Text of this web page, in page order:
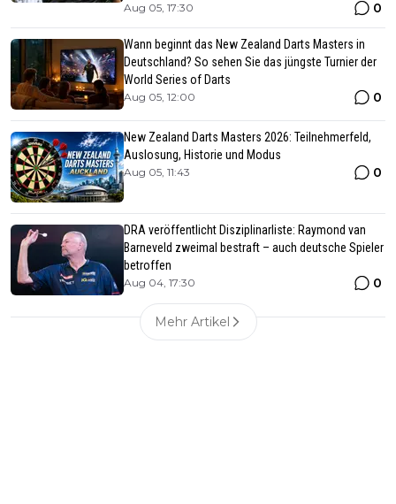
Aug 05, 17:30 0
Wann beginnt das New Zealand Darts Masters in
Deutschland? So sehen Sie das jüngste Turnier der
World Series of Darts
Aug 05, 12:00 0
New Zealand Darts Masters 2026: Teilnehmerfeld,
Auslosung, Historie und Modus
Aug 05, 11:43 0
DRA veröffentlicht Disziplinarliste: Raymond van
Barneveld zweimal bestraft – auch deutsche Spieler
betroffen
Aug 04, 17:30 0
Mehr Artikel